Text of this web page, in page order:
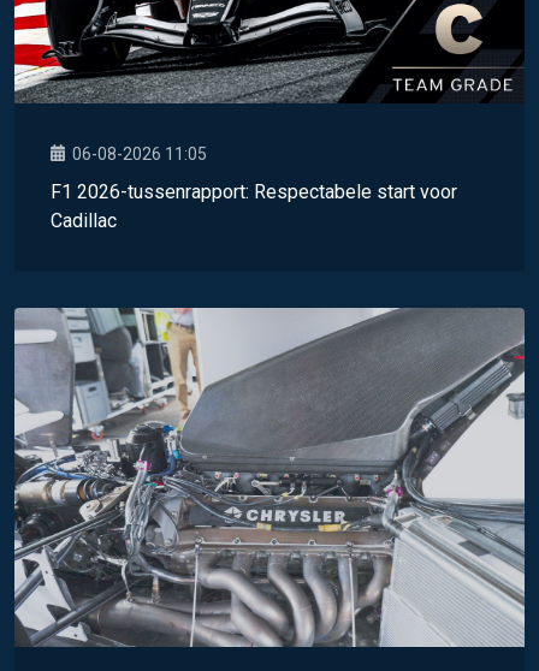
06-08-2026 11:05
F1 2026-tussenrapport: Respectabele start voor
Cadillac